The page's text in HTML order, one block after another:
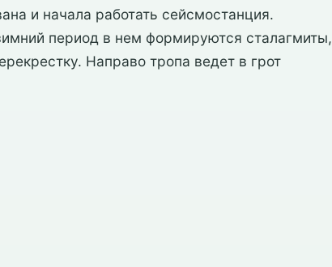
и начала работать сейсмостанция.
период в нем формируются сталагмиты,
Направо тропа ведет в грот